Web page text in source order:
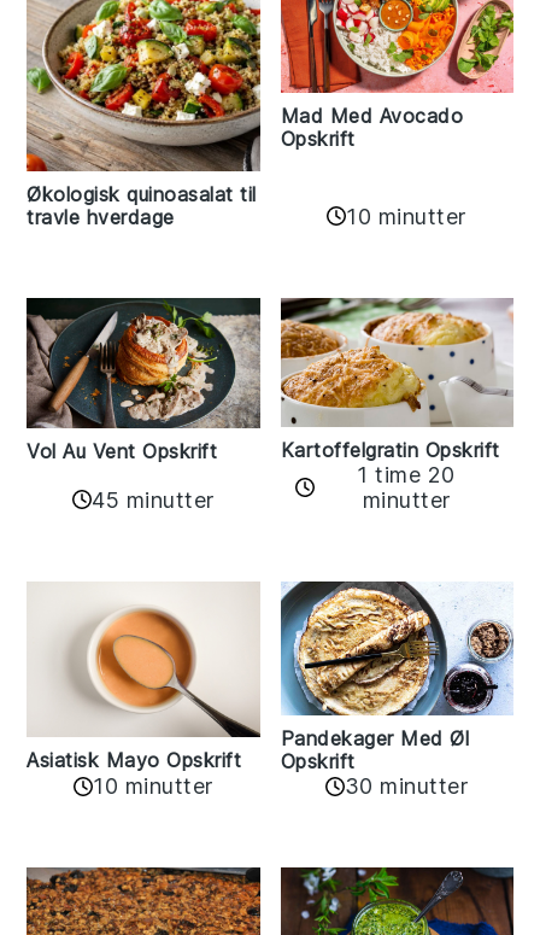
Økologisk quinoasalat til
travle hverdage
Mad Med Avocado
Opskrift
10 minutter
Vol Au Vent Opskrift
45 minutter
Kartoffelgratin Opskrift
1 time 20
minutter
Asiatisk Mayo Opskrift
10 minutter
Pandekager Med Øl
Opskrift
30 minutter